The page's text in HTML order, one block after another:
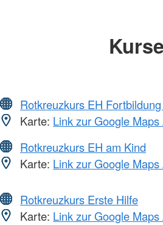
Kurse
Rotkreuzkurs EH
Karte: Link zur Google
Rotkreuzkurs EH am Kind
Karte: Link zur Google
Rotkreuzkurs Erste Hilfe
Karte: Link zur Google